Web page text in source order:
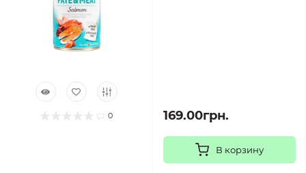
0 169.00грн.
В корзину